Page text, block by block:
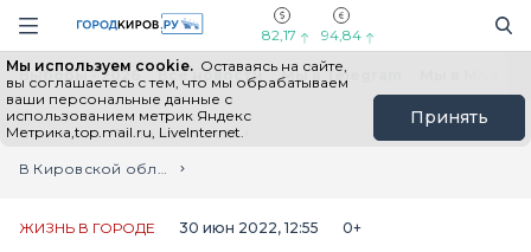
Навигация сайта
82,17 94,84
Мы используем cookie. Оставаясь на сайте,
вы соглашаетесь с тем, что мы обрабатываем
ваши персональные данные с
использованием метрик Яндекс
Метрика,top.mail.ru, LiveInternet.
Принять
Выборы - 2026 Все новости Мы в Telegram
Главная
Лента новостей
В Кировской области во время пожара погиб мужчина
ЖИЗНЬ В ГОРОДЕ 30 июн 2022, 12:55 0+